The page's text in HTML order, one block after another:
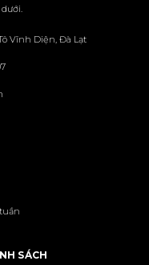
Vĩnh Diện, Đà Lạt
SÁCH